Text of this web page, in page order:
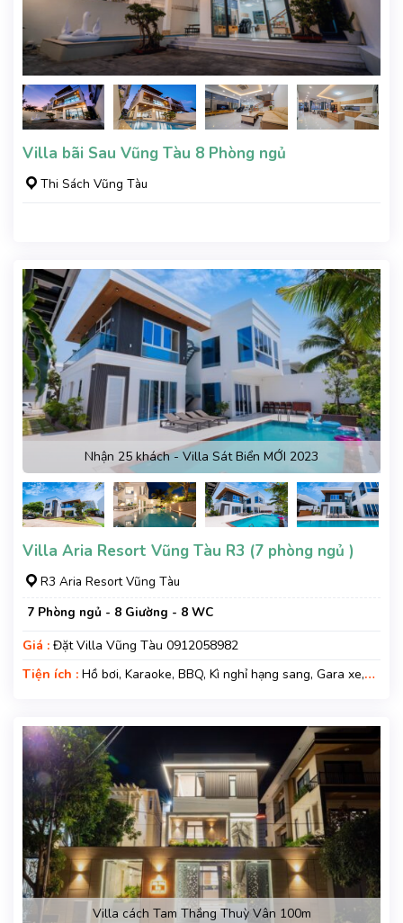
Villa bãi Sau Vũng Tàu 8 Phòng ngủ
Thi Sách Vũng Tàu
Nhận 25 khách - Villa Sát Biển MỚI 2023
Villa Aria Resort Vũng Tàu R3 (7 phòng ngủ )
R3 Aria Resort Vũng Tàu
7 Phòng ngủ - 8 Giường - 8 WC
Giá : Đặt Villa Vũng Tàu 0912058982
Tiện ích : Hồ bơi, Karaoke, BBQ, Kì nghỉ hạng sang, Gara xe,
Villa cách Tam Thắng Thuỳ Vân 100m